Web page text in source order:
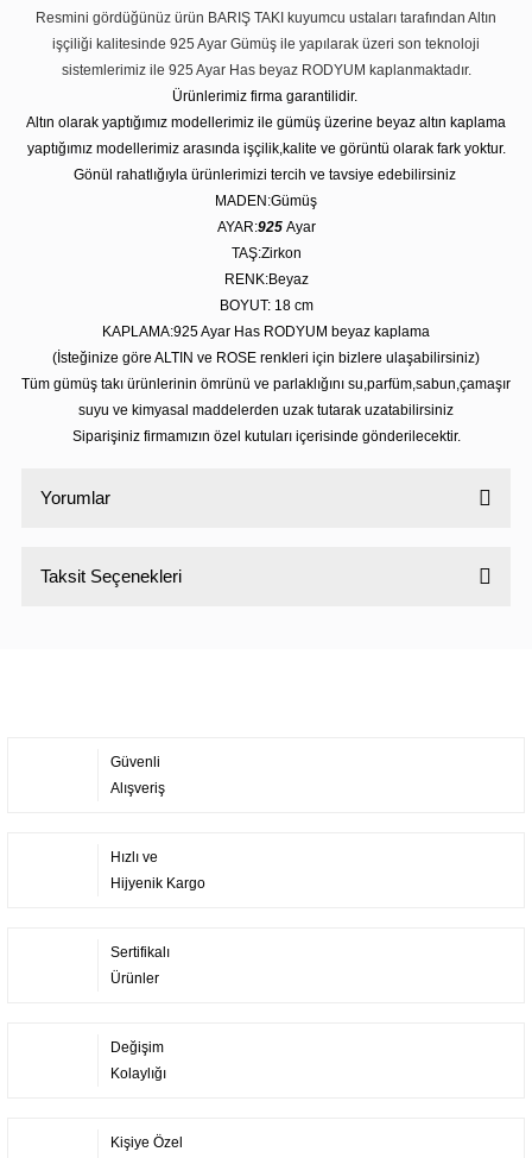
Resmini gördüğünüz ürün BARIŞ TAKI kuyumcu ustaları tarafından Altın
işçiliği kalitesinde 925 Ayar Gümüş ile yapılarak üzeri son teknoloji
sistemlerimiz ile 925 Ayar Has beyaz RODYUM kaplanmaktadır.
Ürünlerimiz firma garantilidir.
Altın olarak yaptığımız modellerimiz ile gümüş üzerine beyaz altın kaplama
yaptığımız modellerimiz arasında işçilik,kalite ve görüntü olarak fark yoktur.
Gönül rahatlığıyla ürünlerimizi tercih ve tavsiye edebilirsiniz
MADEN:Gümüş
AYAR:925 Ayar
TAŞ:Zirkon
RENK:Beyaz
BOYUT: 18 cm
KAPLAMA:925 Ayar Has RODYUM beyaz kaplama
(İsteğinize göre ALTIN ve ROSE renkleri için bizlere ulaşabilirsiniz)
Tüm gümüş takı ürünlerinin ömrünü ve parlaklığını su,parfüm,sabun,çamaşır
suyu ve kimyasal maddelerden uzak tutarak uzatabilirsiniz
Siparişiniz firmamızın özel kutuları içerisinde gönderilecektir.
Yorumlar
Taksit Seçenekleri
Güvenli
Alışveriş
Hızlı ve
Hijyenik Kargo
Sertifikalı
Ürünler
Değişim
Kolaylığı
Kişiye Özel